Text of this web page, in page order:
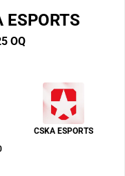
ESPORTS
OQ
CSKA ESPORTS